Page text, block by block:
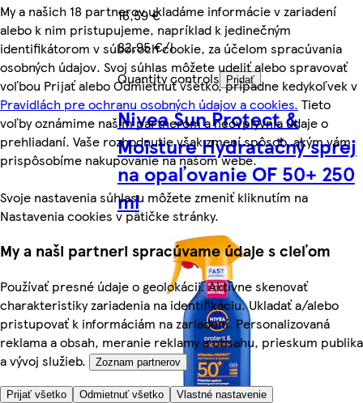
My a našich 18 partnerov ukladáme informácie v zariadení
alebo k nim pristupujeme, napríklad k jedinečným
identifikátorom v súboroch cookie, za účelom spracúvania
osobných údajov. Svoj súhlas môžete udeliť alebo spravovať
voľbou Prijať alebo Odmietnuť všetko, prípadne kedykoľvek v
Pravidlách pre ochranu osobných údajov a cookies. Tieto
voľby oznámime našim partnerom a neovplyvnia údaje o
prehliadaní. Vaše rozhodnutie však zmení spôsob, akým vám
prispôsobíme nakupovanie na našom webe.
Svoje nastavenia súhlasu môžete zmeniť kliknutím na
Nastavenia cookies v pätičke stránky.
My a naši partneri spracúvame údaje s cieľom
Používať presné údaje o geolokácii. Aktívne skenovať
charakteristiky zariadenia na identifikáciu. Ukladať a/alebo
pristupovať k informáciám na zariadení. Personalizovaná
reklama a obsah, meranie reklamy a obsahu, prieskum publika
a vývoj služieb.
Zoznam partnerov
Prijať všetko Odmietnuť všetko Vlastné nastavenie
16,59 €
82,95 €/l
Quantity controls
Pridať
Nivea Sun Protect &
Moisture Hydratačný sprej
na opaľovanie OF 50+ 250
ml